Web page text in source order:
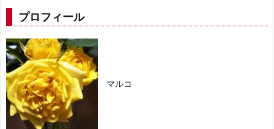
プロフィール
マルコ